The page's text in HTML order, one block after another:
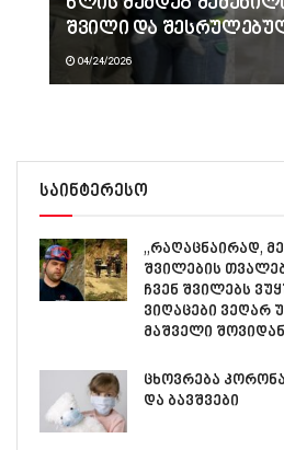
შვილი და
04/24/2026
საინტერესო
,,რაღაცნაირად,
შვილების
ჩვენ შვილებს
ვიღაცები ვეღარ
მაშველი შოვიდან
ცხოვრება
და ბავშვები